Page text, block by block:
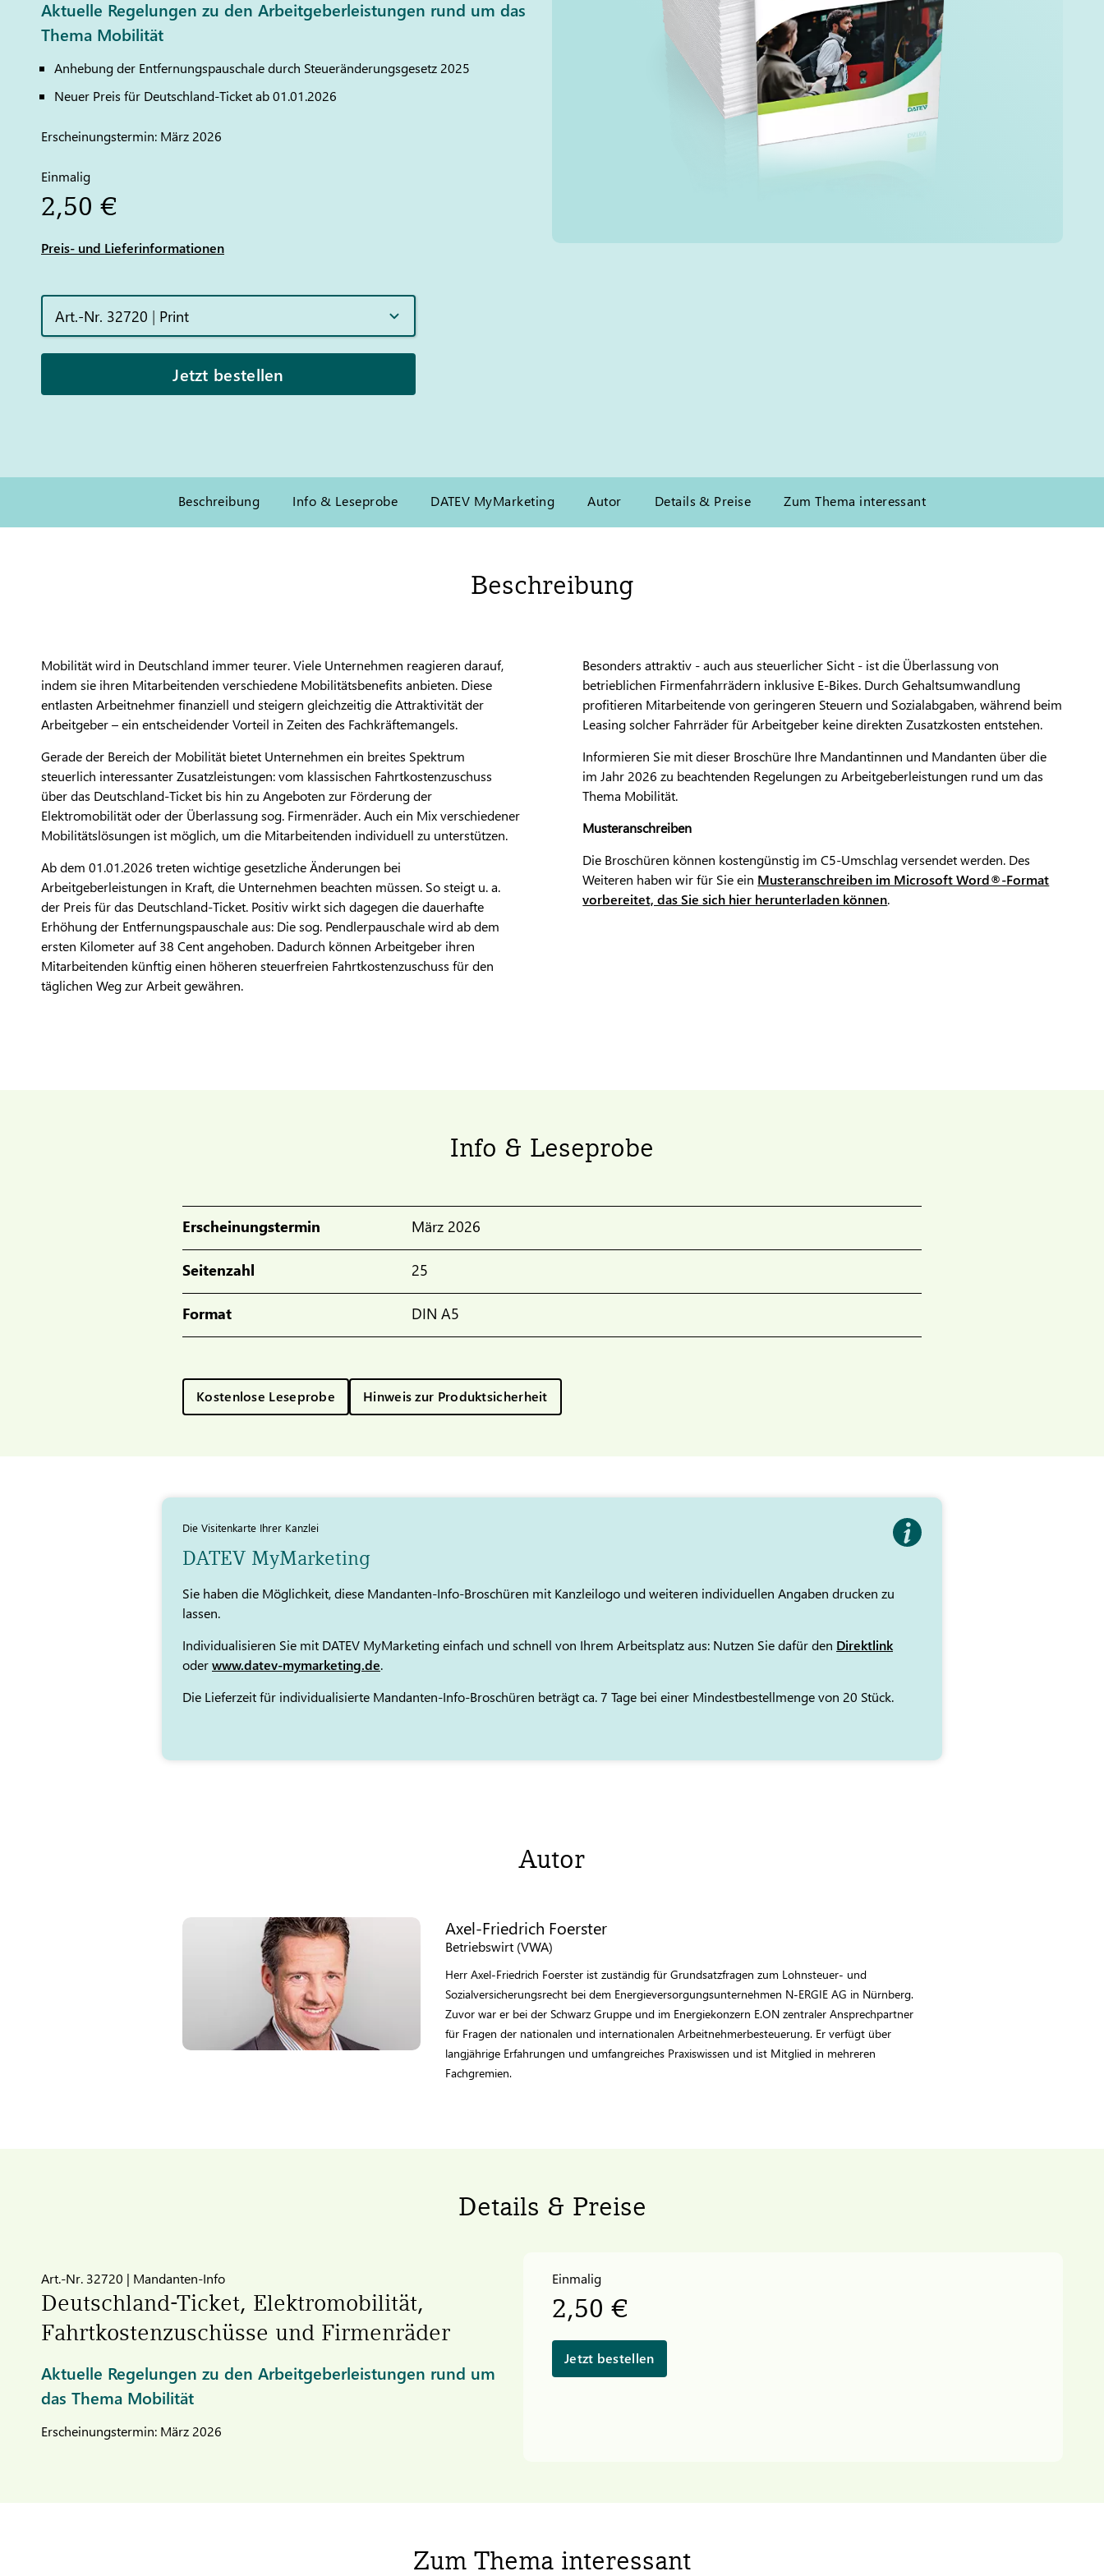
Aktuelle Regelungen zu den Arbeitgeberleistungen rund um das
Thema Mobilität
Anhebung der Entfernungspauschale durch Steueränderungsgesetz 2025
Neuer Preis für Deutschland-Ticket ab 01.01.2026
Erscheinungstermin: März 2026
Einmalig
2,50 €
Preis- und Lieferinformationen
Art.-Nr. 32720 | Print
Jetzt bestellen
Beschreibung Info & Leseprobe DATEV MyMarketing Autor Details & Preise Zum Thema interessant
Beschreibung
Mobilität wird in Deutschland immer teurer. Viele Unternehmen reagieren darauf,
indem sie ihren Mitarbeitenden verschiedene Mobilitätsbenefits anbieten. Diese
entlasten Arbeitnehmer finanziell und steigern gleichzeitig die Attraktivität der
Arbeitgeber – ein entscheidender Vorteil in Zeiten des Fachkräftemangels.
Gerade der Bereich der Mobilität bietet Unternehmen ein breites Spektrum
steuerlich interessanter Zusatzleistungen: vom klassischen Fahrtkostenzuschuss
über das Deutschland-Ticket bis hin zu Angeboten zur Förderung der
Elektromobilität oder der Überlassung sog. Firmenräder. Auch ein Mix verschiedener
Mobilitätslösungen ist möglich, um die Mitarbeitenden individuell zu unterstützen.
Ab dem 01.01.2026 treten wichtige gesetzliche Änderungen bei
Arbeitgeberleistungen in Kraft, die Unternehmen beachten müssen. So steigt u. a.
der Preis für das Deutschland-Ticket. Positiv wirkt sich dagegen die dauerhafte
Erhöhung der Entfernungspauschale aus: Die sog. Pendlerpauschale wird ab dem
ersten Kilometer auf 38 Cent angehoben. Dadurch können Arbeitgeber ihren
Mitarbeitenden künftig einen höheren steuerfreien Fahrtkostenzuschuss für den
täglichen Weg zur Arbeit gewähren.
Besonders attraktiv - auch aus steuerlicher Sicht - ist die Überlassung von
betrieblichen Firmenfahrrädern inklusive E-Bikes. Durch Gehaltsumwandlung
profitieren Mitarbeitende von geringeren Steuern und Sozialabgaben, während beim
Leasing solcher Fahrräder für Arbeitgeber keine direkten Zusatzkosten entstehen.
Informieren Sie mit dieser Broschüre Ihre Mandantinnen und Mandanten über die
im Jahr 2026 zu beachtenden Regelungen zu Arbeitgeberleistungen rund um das
Thema Mobilität.
Musteranschreiben
Die Broschüren können kostengünstig im C5-Umschlag versendet werden. Des
Weiteren haben wir für Sie ein Musteranschreiben im Microsoft Word®-Format
vorbereitet, das Sie sich hier herunterladen können.
Info & Leseprobe
Erscheinungstermin März 2026
Seitenzahl 25
Format DIN A5
Kostenlose Leseprobe Hinweis zur Produktsicherheit
Die Visitenkarte Ihrer Kanzlei
DATEV MyMarketing
Sie haben die Möglichkeit, diese Mandanten-Info-Broschüren mit Kanzleilogo und weiteren individuellen Angaben drucken zu
lassen.
Individualisieren Sie mit DATEV MyMarketing einfach und schnell von Ihrem Arbeitsplatz aus: Nutzen Sie dafür den Direktlink
oderwww.datev-mymarketing.de.
Die Lieferzeit für individualisierte Mandanten-Info-Broschüren beträgt ca. 7 Tage bei einer Mindestbestellmenge von 20 Stück.
Autor
Axel-Friedrich Foerster
Betriebswirt (VWA)
Herr Axel-Friedrich Foerster ist zuständig für Grundsatzfragen zum Lohnsteuer- und
Sozialversicherungsrecht bei dem Energieversorgungsunternehmen N-ERGIE AG in Nürnberg.
Zuvor war er bei der Schwarz Gruppe und im Energiekonzern E.ON zentraler Ansprechpartner
für Fragen der nationalen und internationalen Arbeitnehmerbesteuerung. Er verfügt über
langjährige Erfahrungen und umfangreiches Praxiswissen und ist Mitglied in mehreren
Fachgremien.
Details & Preise
Art.-Nr. 32720 | Mandanten-Info
Deutschland-Ticket, Elektromobilität,
Fahrtkostenzuschüsse und Firmenräder
Aktuelle Regelungen zu den Arbeitgeberleistungen rund um
das Thema Mobilität
Erscheinungstermin: März 2026
Einmalig
2,50 €
Jetzt bestellen
Zum Thema interessant